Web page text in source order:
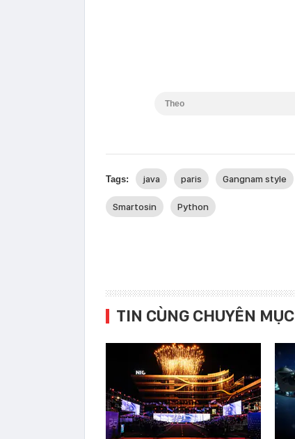
Theo
Tags: java paris Gangnam style
Smartosin Python
TIN CÙNG CHUYÊN MỤC